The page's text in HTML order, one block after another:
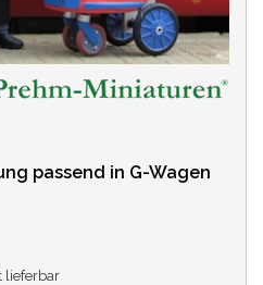
passend in G-Wagen
lieferbar